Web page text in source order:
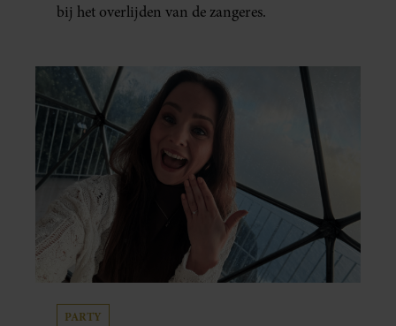
bij het overlijden van de zangeres.
PARTY